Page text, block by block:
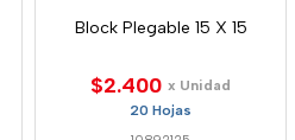
Block Plegable 15 X 15
$2.400 x Unidad
20 Hojas